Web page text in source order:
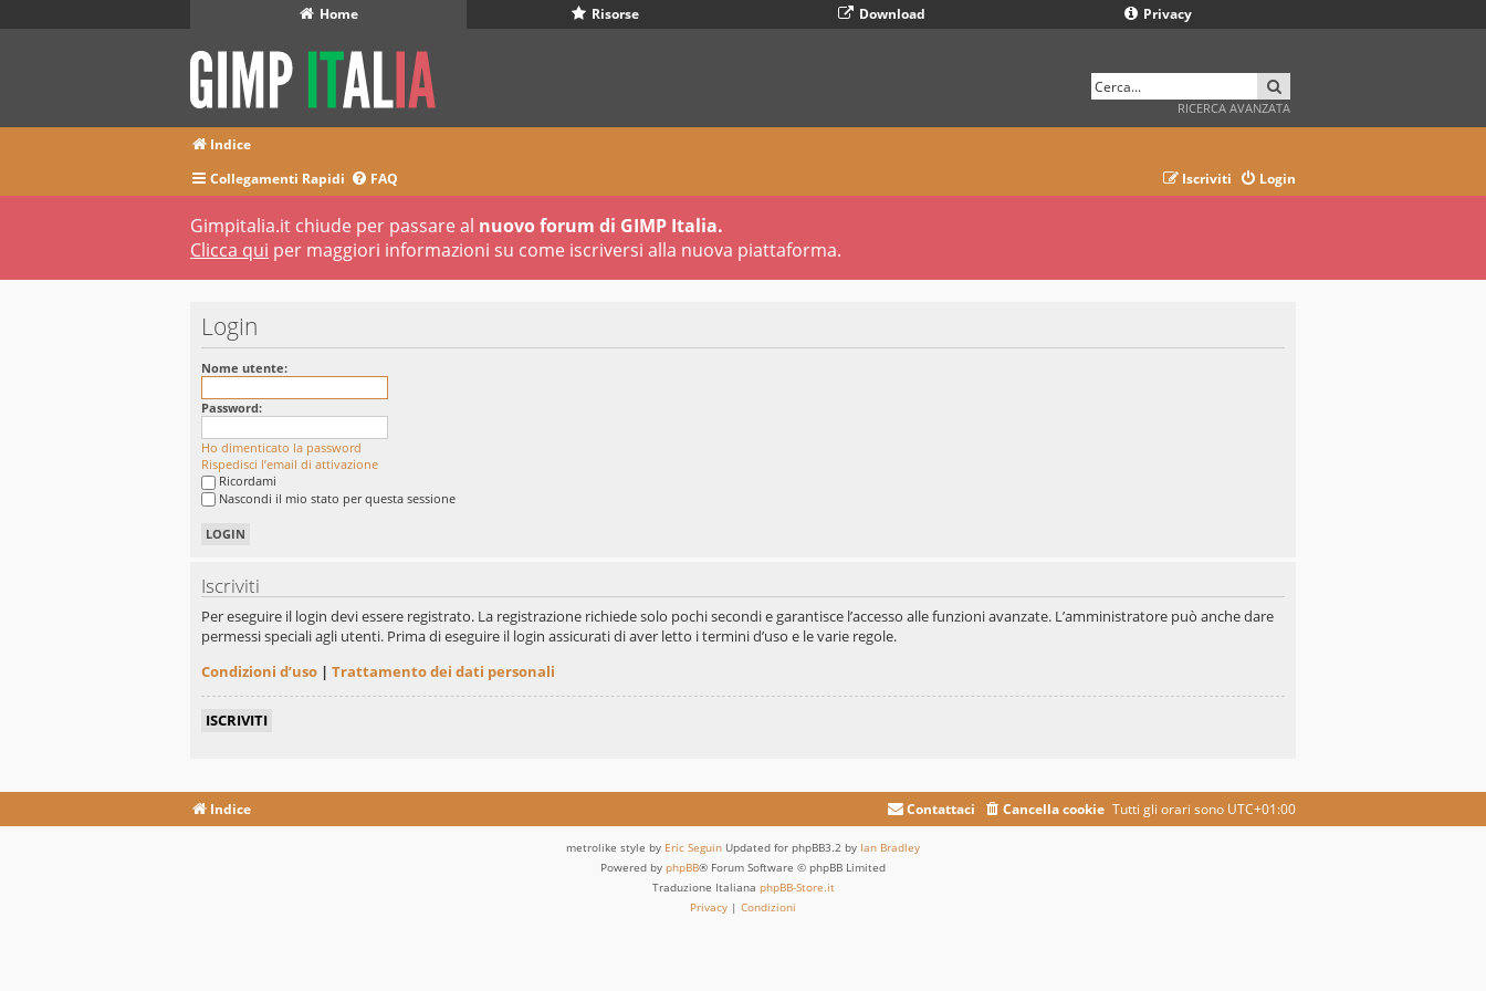
Home Risorse Download Privacy
RICERCA AVANZATA
Indice
Collegamenti Rapidi
FAQ Login
Iscriviti
Gimpitalia.it chiude per passare al nuovo forum di GIMP Italia.
Clicca qui per maggiori informazioni su come iscriversi alla nuova piattaforma.
Login
Nome utente:
Password:
Ho dimenticato la password
Rispedisci l’email di attivazione
Ricordami
Nascondi il mio stato per questa sessione
Iscriviti
Per eseguire il login devi essere registrato. La registrazione richiede solo pochi secondi e garantisce l’accesso alle funzioni avanzate. L’amministratore può anche dare
permessi speciali agli utenti. Prima di eseguire il login assicurati di aver letto i termini d’uso e le varie regole.
Condizioni d’uso | Trattamento dei dati personali
ISCRIVITI
Indice Tutti gli orari sono UTC+01:00
Cancella cookie
Contattaci
metrolike style by Eric Seguin Updated for phpBB3.2 by Ian Bradley
Powered by phpBB® Forum Software © phpBB Limited
Traduzione Italiana phpBB-Store.it
Privacy | Condizioni